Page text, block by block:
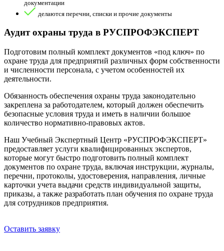
документации
делаются перечни, списки и прочие документы
Аудит охраны труда в РУСПРОФЭКСПЕРТ
Подготовим полный комплект документов «под ключ» по
охране труда для предприятий различных форм собственности
и численности персонала, с учетом особенностей их
деятельности.
Обязанность обеспечения охраны труда законодательно
закреплена за работодателем, который должен обеспечить
безопасные условия труда и иметь в наличии большое
количество нормативно-правовых актов.
Наш Учебный Экспертный Центр «РУСПРОФЭКСПЕРТ»
предоставляет услуги квалифицированных экспертов,
которые могут быстро подготовить полный комплект
документов по охране труда, включая инструкции, журналы,
перечни, протоколы, удостоверения, направления, личные
карточки учета выдачи средств индивидуальной защиты,
приказы, а также разработать план обучения по охране труда
для сотрудников предприятия.
Оставить заявку